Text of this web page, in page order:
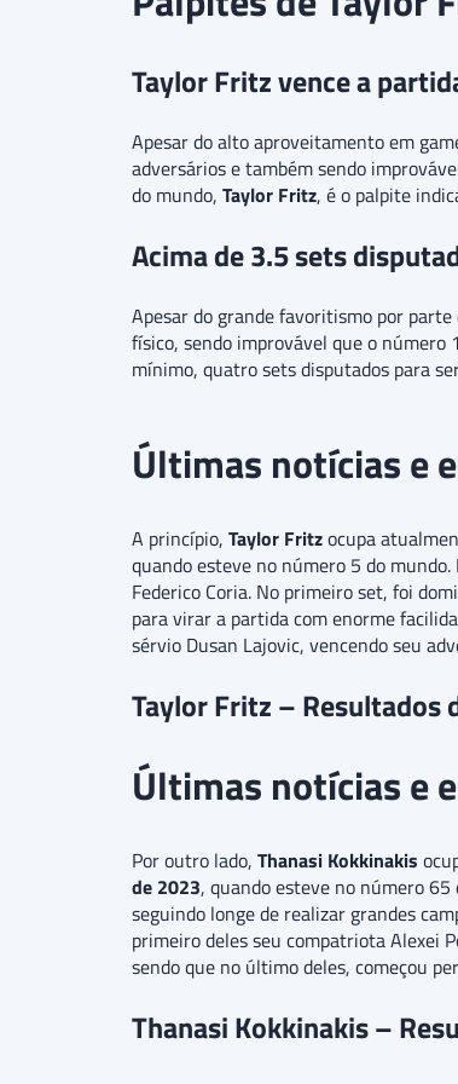
Taylor Fritz vence a
Apesar do alto aproveitamento em
adversários e também sendo
do mundo, Taylor Fritz, é o palpite
Acima de 3.5 sets
Apesar do grande favoritismo por
físico, sendo improvável que o número
mínimo, quatro sets disputados para
Últimas notícias e
A princípio, Taylor Fritzocupa
quando esteve no número 5 do
Federico Coria. No primeiro set, foi
para virar a partida com enorme
sérvio Dusan Lajovic, vencendo seu
Taylor Fritz –
Últimas notícias e
Por outro lado, Thanasi Kokkinakis
de 2023, quando esteve no número
seguindo longe de realizar grandes
primeiro deles seu compatriota Alexei
sendo que no último deles, começou
Thanasi Kokkinakis –